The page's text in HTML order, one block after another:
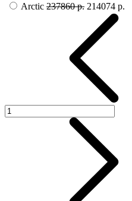
Arctic 237860 р. 214074 р.